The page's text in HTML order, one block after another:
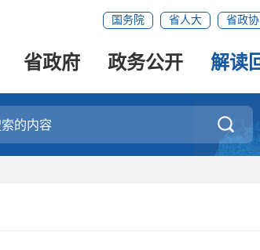
国务院 省人大 省政协
省政府 政务公开 解读
